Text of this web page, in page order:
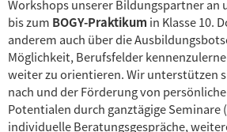
Workshops unserer Bildungspartner an
bis zum BOGY-Praktikum in Klasse 10.
anderem auch über die
Möglichkeit, Berufsfelder
weiter zu orientieren. Wir unterstützen
nach und der Förderung von
Potentialen durch ganztägige Seminare
individuelle Beratungsgespräche,